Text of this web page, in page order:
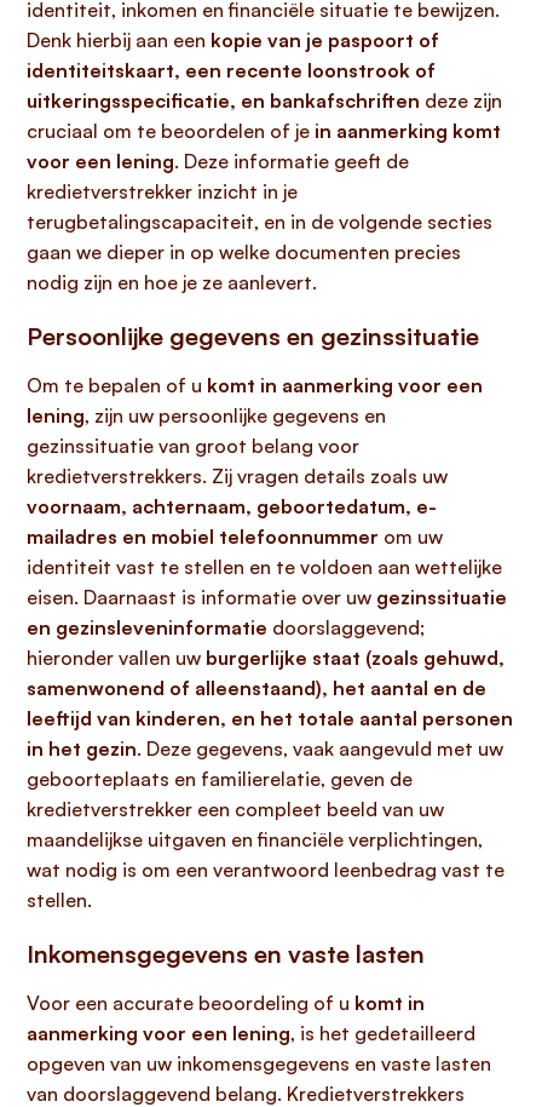
identiteit, inkomen en financiële situatie te bewijzen.
Denk hierbij aan een kopie van je paspoort of
identiteitskaart, een recente loonstrook of
uitkeringsspecificatie, en bankafschriften deze zijn
cruciaal om te beoordelen of je in aanmerking komt
voor een lening. Deze informatie geeft de
kredietverstrekker inzicht in je
terugbetalingscapaciteit, en in de volgende secties
gaan we dieper in op welke documenten precies
nodig zijn en hoe je ze aanlevert.
Persoonlijke gegevens en gezinssituatie
Om te bepalen of u komt in aanmerking voor een
lening, zijn uw persoonlijke gegevens en
gezinssituatie van groot belang voor
kredietverstrekkers. Zij vragen details zoals uw
voornaam, achternaam, geboortedatum, e-
mailadres en mobiel telefoonnummer om uw
identiteit vast te stellen en te voldoen aan wettelijke
eisen. Daarnaast is informatie over uw gezinssituatie
en gezinsleveninformatie doorslaggevend;
hieronder vallen uw burgerlijke staat (zoals gehuwd,
samenwonend of alleenstaand), het aantal en de
leeftijd van kinderen, en het totale aantal personen
in het gezin. Deze gegevens, vaak aangevuld met uw
geboorteplaats en familierelatie, geven de
kredietverstrekker een compleet beeld van uw
maandelijkse uitgaven en financiële verplichtingen,
wat nodig is om een verantwoord leenbedrag vast te
stellen.
Inkomensgegevens en vaste lasten
Voor een accurate beoordeling of u komt in
aanmerking voor een lening, is het gedetailleerd
opgeven van uw inkomensgegevens en vaste lasten
van doorslaggevend belang. Kredietverstrekkers